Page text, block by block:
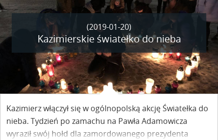
(2019-01-20)
Kazimierskie światełko do nieba
Kazimierz włączył się w ogólnopolską akcję Światełka do
nieba. Tydzień po zamachu na Pawła Adamowicza
wyraził swój hołd dla zamordowanego prezydenta